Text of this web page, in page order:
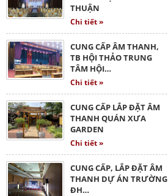
THUẬN
Chi tiết »
CUNG CẤP ÂM THANH,
TB HỘI THẢO TRUNG
TÂM HỘI…
Chi tiết »
CUNG CẤP LẮP ĐẶT ÂM
THANH QUÁN XƯA
GARDEN
Chi tiết »
CUNG CẤP, LẮP ĐẶT ÂM
THANH DỰ ÁN TRƯỜNG
ĐH…